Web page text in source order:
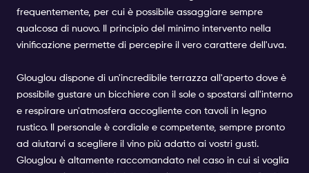
frequentemente, per cui è possibile assaggiare sempre
qualcosa di nuovo. Il principio del minimo intervento nella
vinificazione permette di percepire il vero carattere dell'uva.
Glouglou dispone di un'incredibile terrazza all'aperto dove è
possibile gustare un bicchiere con il sole o spostarsi all'interno
e respirare un'atmosfera accogliente con tavoli in legno
rustico. Il personale è cordiale e competente, sempre pronto
ad aiutarvi a scegliere il vino più adatto ai vostri gusti.
Glouglou è altamente raccomandato nel caso in cui si voglia